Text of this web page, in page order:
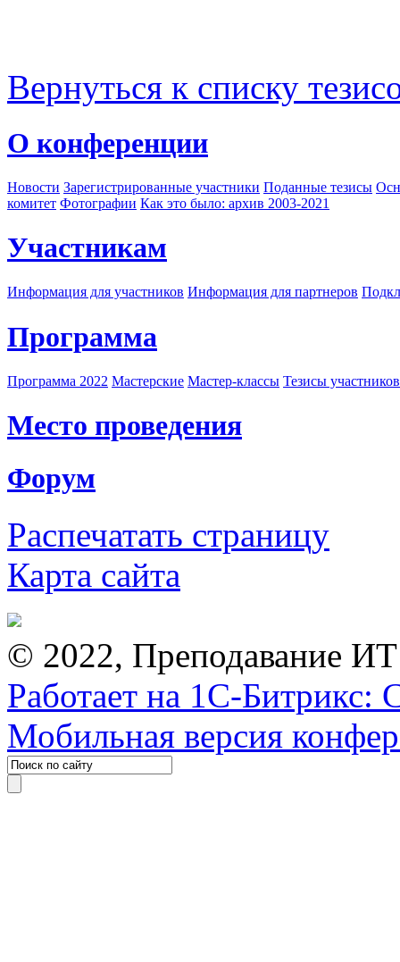
Вернуться к списку
О конференции
Новости Зарегистрированные участники Поданные тезисы
комитет Фотографии Как это было: архив 2003-2021
Участникам
Информация для участников Информация для партнеров
Программа
Программа 2022 Мастерские Мастер-классы Тезисы
Место проведения
Форум
Распечатать страницу
Карта сайта
© 2022, Преподавание
Работает на 1С-Битрикс:
Мобильная версия